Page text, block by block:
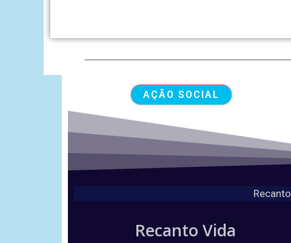
AÇÃO SOCIAL
Recanto Vida